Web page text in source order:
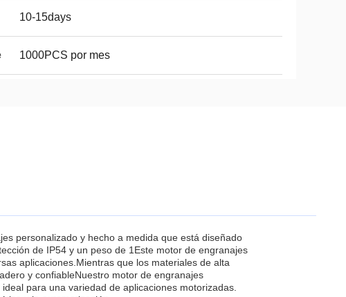
10-15days
1000PCS por mes
personalizado y hecho a medida que está diseñado
de IP54 y un peso de 1Este motor de engranajes
aplicaciones.Mientras que los materiales de alta
y confiableNuestro motor de engranajes
para una variedad de aplicaciones motorizadas.